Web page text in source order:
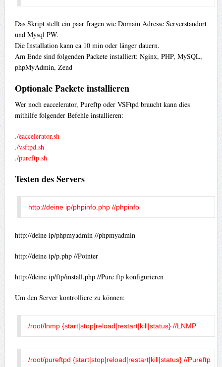
Das Skript stellt ein paar fragen wie Domain Adresse Serverstandort
und Mysql PW.
Die Installation kann ca 10 min oder länger dauern.
Am Ende sind folgenden Packete installiert: Nginx, PHP, MySQL,
phpMyAdmin, Zend
Optionale Packete installieren
Wer noch eaccelerator, Pureftp oder VSFtpd braucht kann dies
mithilfe folgender Befehle installieren:
./eaccelerator.sh
./vsftpd.sh
./pureftp.sh
Testen des Servers
http://deine ip/phpinfo.php //phpinfo
http://deine ip/phpmyadmin //phpmyadmin
http://deine ip/p.php //Pointer
http://deine ip/ftp/install.php //Pure ftp konfigurieren
Um den Server kontrolliere zu können:
/root/lnmp {start|stop|reload|restart|kill|status} //LNMP
/root/pureftpd {start|stop|reload|restart|kill|status} //Pureftp